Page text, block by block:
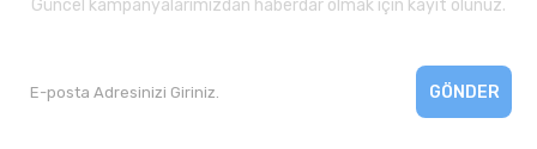
Güncel kampanyalarımızdan haberdar olmak için kayıt olunuz.
GÖNDER